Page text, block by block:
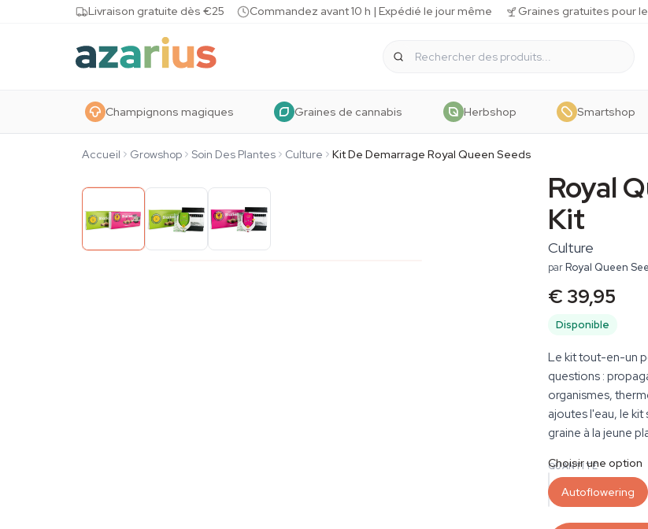
Skip to contentLivraison gratuite dès €25 Commandez avant 10 h | Expédié le jour même Graines gratuites pour
Champignons magiques Graines de cannabis Herbshop Smartshop
Accueil Growshop Soin Des Plantes Culture Kit De Demarrage Royal Queen Seeds
Royal
Kit
Culture
parRoyal Queen
€ 39,95
Disponible
Le kit tout-en-un
questions :
organismes,
ajoutes l'eau, le kit
graine à la jeune
QUANTITÉ
Choisir une option
Autoflowering